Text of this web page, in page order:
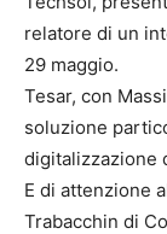
relatore di un
29 maggio.
Tesar, con
soluzione
digitalizzazione
E di attenzione
Trabacchin di